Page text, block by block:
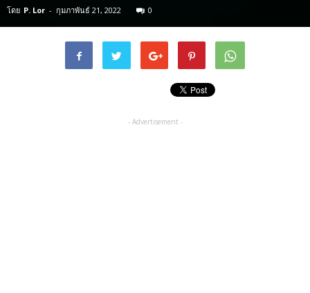
โดย P. Lor - กุมภาพันธ์ 21, 2022 0
- Advertisement -